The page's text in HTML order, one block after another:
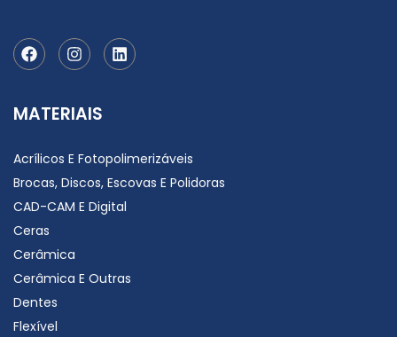
MATERIAIS
Acrílicos E Fotopolimerizáveis
Brocas, Discos, Escovas E Polidoras
CAD-CAM E Digital
Ceras
Cerâmica
Cerâmica E Outras
Dentes
Flexível